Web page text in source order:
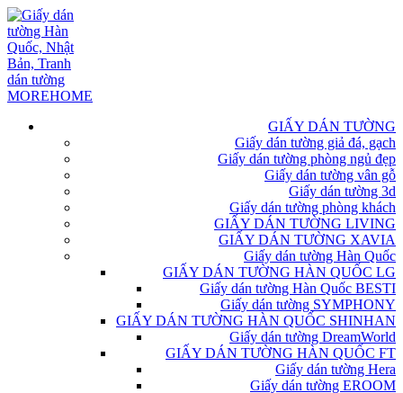
GIẤY DÁN TƯỜNG
Giấy dán tường giả đá, gạch
Giấy dán tường phòng ngủ đẹp
Giấy dán tường vân gỗ
Giấy dán tường 3d
Giấy dán tường phòng khách
GIẤY DÁN TƯỜNG LIVING
GIẤY DÁN TƯỜNG XAVIA
Giấy dán tường Hàn Quốc
GIẤY DÁN TƯỜNG HÀN QUỐC LG
Giấy dán tường Hàn Quốc BESTI
Giấy dán tường SYMPHONY
GIẤY DÁN TƯỜNG HÀN QUỐC SHINHAN
Giấy dán tường DreamWorld
GIẤY DÁN TƯỜNG HÀN QUỐC FT
Giấy dán tường Hera
Giấy dán tường EROOM